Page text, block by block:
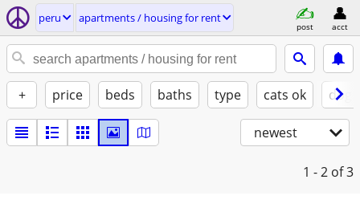
peru apartments / housing for rent
post acct
+ price beds baths type cats ok
newest
1 - 2 of 3